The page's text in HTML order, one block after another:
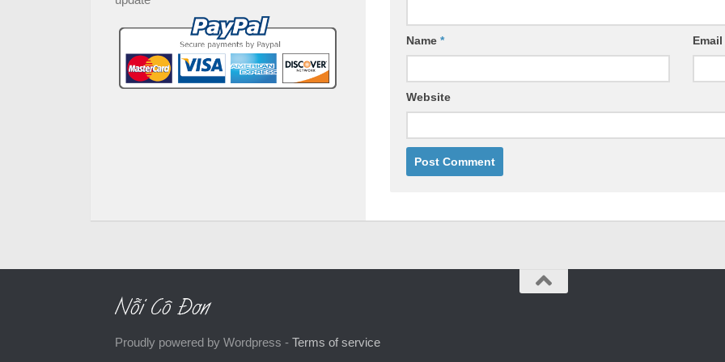
Name * Email
Website
Proudly powered by Wordpress - Terms of service